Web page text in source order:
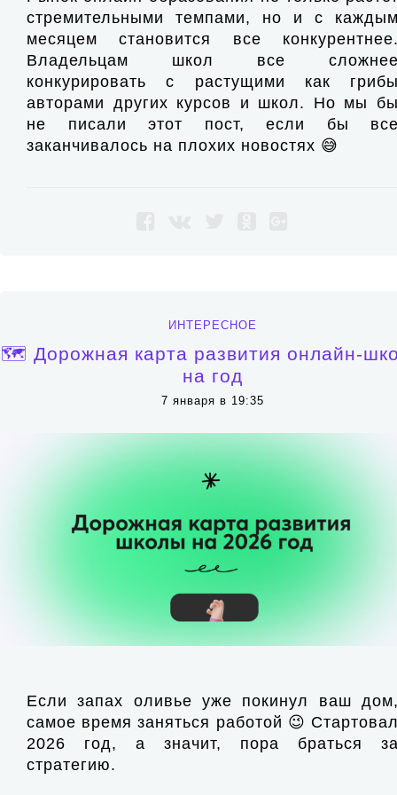
стремительными темпами, но и с
месяцем становится все
Владельцам школ все
конкурировать с растущими как
авторами других курсов и школ. Но мы
не писали этот пост, если бы
заканчивалось на плохих новостях 😅
ИНТЕРЕСНОЕ
🗺 Дорожная карта развития онлайн-
на год
7 января в 19:35
Если запах оливье уже покинул ваш
самое время заняться работой 😉
2026 год, а значит, пора браться
стратегию.